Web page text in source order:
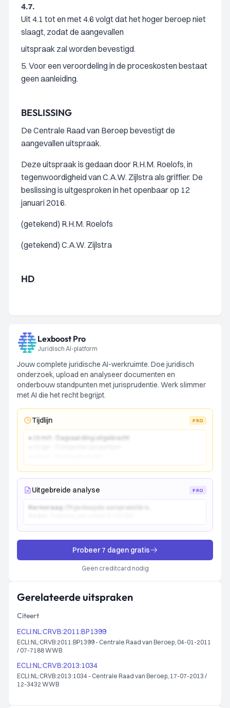
4.7.
Uit 4.1 tot en met 4.6 volgt dat het hoger beroep niet
slaagt, zodat de aangevallen
uitspraak zal worden bevestigd.
5. Voor een veroordeling in de proceskosten bestaat
geen aanleiding.
BESLISSING
De Centrale Raad van Beroep bevestigt de
aangevallen uitspraak.
Deze uitspraak is gedaan door R.H.M. Roelofs, in
tegenwoordigheid van C.A.W. Zijlstra als griffier. De
beslissing is uitgesproken in het openbaar op 12
januari 2016.
(getekend) R.H.M. Roelofs
(getekend) C.A.W. Zijlstra
HD
Lexboost Pro
Juridisch AI-platform
Jouw complete juridische AI-werkruimte. Doe juridisch
onderzoek, upload en analyseer documenten en
onderbouw standpunten met jurisprudentie. Werk slimmer
met AI die het recht begrijpt.
Tijdlijn PRO
● 15 mrt - Dagvaarding uitgebracht
Uitgebreide analyse PRO
Kernvraag:
Probeer 7 dagen gratis
Geen creditcard nodig
Gerelateerde uitspraken
Citeert
ECLI:NL:CRVB:2011:BP1399
ECLI:NL:CRVB:2011:BP1399 - Centrale Raad van Beroep, 04-01-2011
/ 07-7188 WWB
ECLI:NL:CRVB:2013:1034
ECLI:NL:CRVB:2013:1034 - Centrale Raad van Beroep, 17-07-2013 /
12-3432 WWB